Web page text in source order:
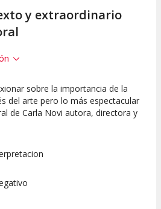
y extraordinario
en
10
Interpretación
sobre la importancia de la
del arte pero lo más espectacular
de Carla Novi autora, directora y